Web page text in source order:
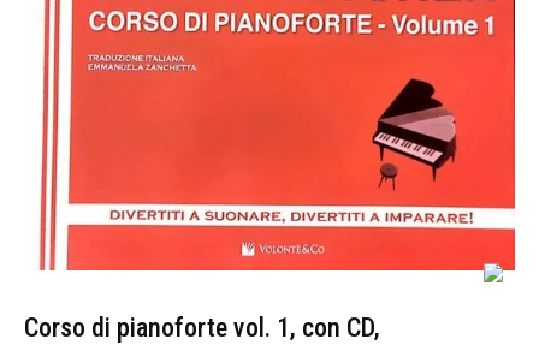
Corso di pianoforte vol. 1, con CD,